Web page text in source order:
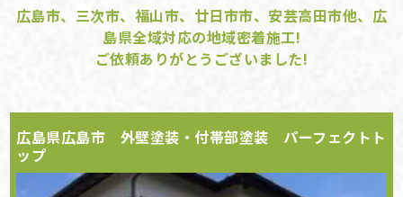
広島市、三次市、福山市、廿日市市、安芸高田市他、広
島県全域対応の地域密着施工!
ご依頼ありがとうございました!
広島県広島市 外壁塗装・付帯部塗装 パーフェクトト
ップ